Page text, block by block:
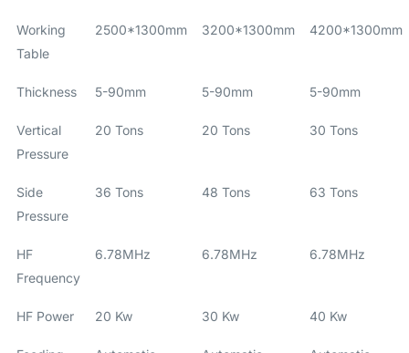
Working
Table
2500*1300mm 3200*1300mm 4200*1300mm
Thickness 5-90mm 5-90mm 5-90mm
Vertical
Pressure
20 Tons 20 Tons 30 Tons
Side
Pressure
36 Tons 48 Tons 63 Tons
HF
Frequency
6.78MHz 6.78MHz 6.78MHz
HF Power 20 Kw 30 Kw 40 Kw